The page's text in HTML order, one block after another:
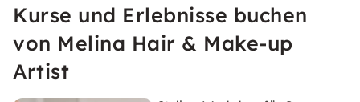
Kurse und Erlebnisse buchen
von Melina Hair & Make-up
Artist